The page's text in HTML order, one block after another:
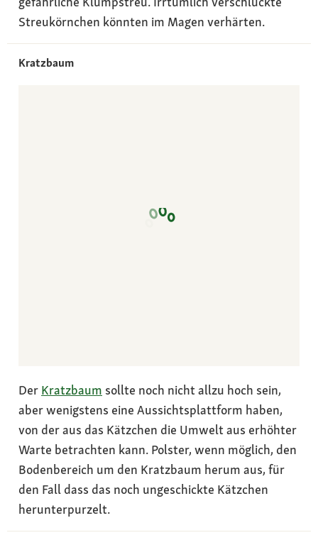
Streukörnchen könnten im Magen verhärten.
Kratzbaum
Der Kratzbaum sollte noch nicht allzu hoch sein,
aber wenigstens eine Aussichtsplattform haben,
von der aus das Kätzchen die Umwelt aus erhöhter
Warte betrachten kann. Polster, wenn möglich, den
Bodenbereich um den Kratzbaum herum aus, für
den Fall dass das noch ungeschickte Kätzchen
herunterpurzelt.